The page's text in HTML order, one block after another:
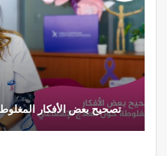
تصحيح بعض الأفكار